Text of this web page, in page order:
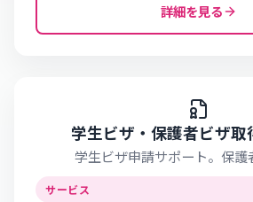
詳細を見る
学生ビザ・保護者ビザ取
学生ビザ申請サポート。保
サービス